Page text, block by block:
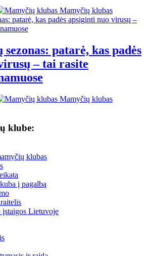
Mamyčių klubas
patarė, kas padės
– tai rasite
Mamyčių klubas
klube:
klubas
į pagalbą
Lietuvoje